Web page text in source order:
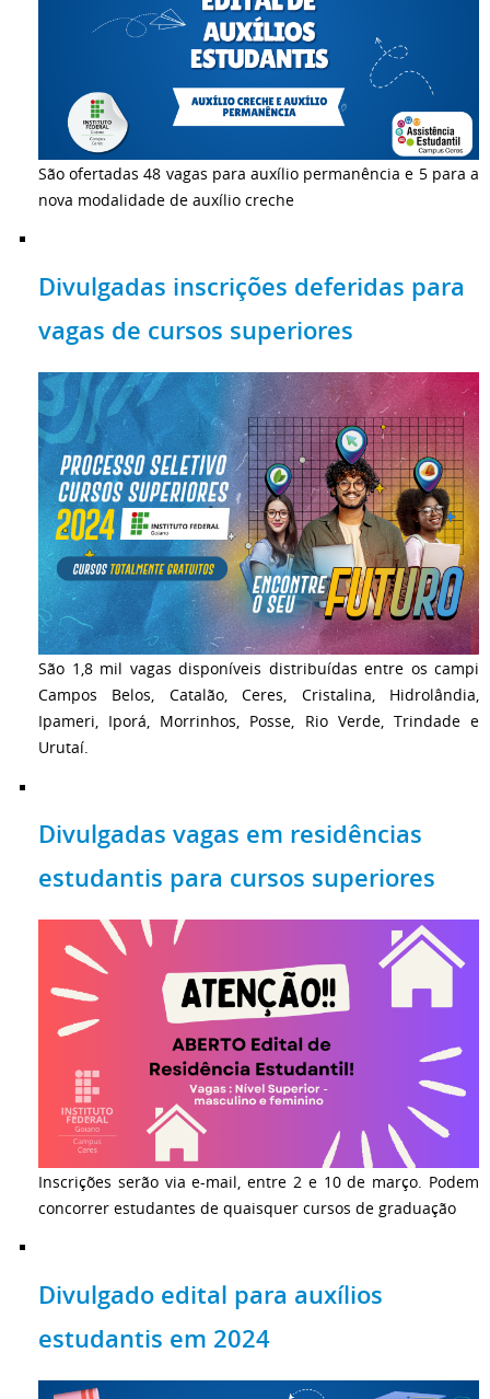
São ofertadas 48 vagas para auxílio permanência e 5 para a
nova modalidade de auxílio creche
Divulgadas inscrições deferidas para
vagas de cursos superiores
São 1,8 mil vagas disponíveis distribuídas entre os campi
Campos Belos, Catalão, Ceres, Cristalina, Hidrolândia,
Ipameri, Iporá, Morrinhos, Posse, Rio Verde, Trindade e
Urutaí.
Divulgadas vagas em residências
estudantis para cursos superiores
Inscrições serão via e-mail, entre 2 e 10 de março. Podem
concorrer estudantes de quaisquer cursos de graduação
Divulgado edital para auxílios
estudantis em 2024